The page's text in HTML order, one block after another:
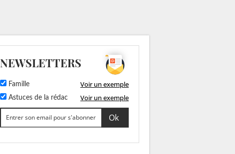
NEWSLETTERS
Famille Voir un exemple
Astuces de la rédac Voir un exemple